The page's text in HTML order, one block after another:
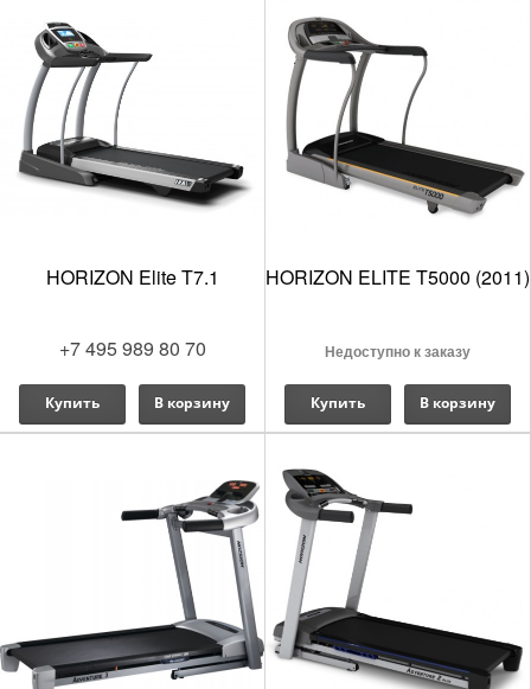
HORIZON Elite T7.1
+7 495 989 80 70
Купить В корзину
HORIZON ELITE T5000 (2011)
Недоступно к заказу
Купить В корзину